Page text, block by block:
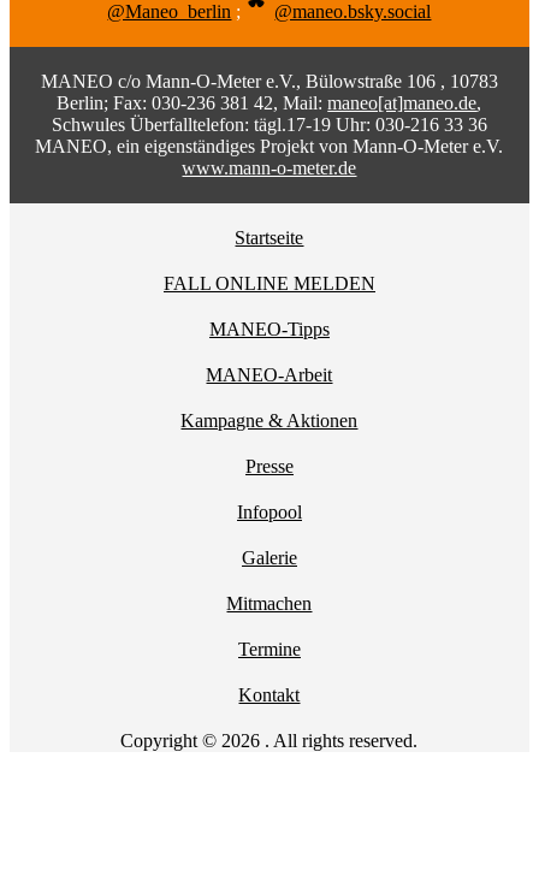
@Maneo_berlin ; @maneo.bsky.social
MANEO c/o Mann-O-Meter e.V., Bülowstraße 106 , 10783
Berlin; Fax: 030-236 381 42, Mail:maneo[at]maneo.de,
Schwules Überfalltelefon: tägl.17-19 Uhr: 030-216 33 36
MANEO, ein eigenständiges Projekt von Mann-O-Meter e.V.
www.mann-o-meter.de
Startseite
FALL ONLINE MELDEN
MANEO-Tipps
MANEO-Arbeit
Kampagne & Aktionen
Presse
Infopool
Galerie
Mitmachen
Termine
Kontakt
Copyright © 2026 . All rights reserved.